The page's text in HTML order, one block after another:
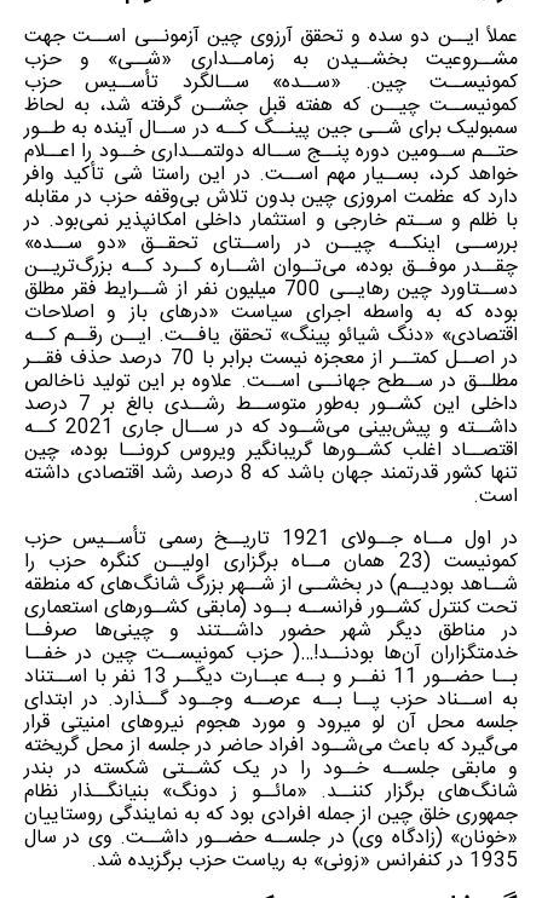
عملاً ایــن دو سده و تحقق آرزوی چین آزمونــی اســت جهت
مشــروعیت بخشــیدن به زمامــداری «شــی» و حزب
کمونیســت چین. «ســده» ســالگرد تأســیس حزب
کمونیســت چیــن که هفته قبل جشــن گرفته شد، به لحاظ
سمبولیک برای شــی جین پینــگ کــه در ســال آینده به طــور
حتــم ســومین دوره پنــج ســاله دولتمــداری خــود را اعــلام
خواهد کرد، بســیار مهم اســت. در این راستا شی تأکید وافر
دارد که عظمت امروزی چین بدون تلاش بی‌وقفه حزب در مقابله
با ظلم و ســتم خارجی و استثمار داخلی امکانپذیر نمی‌بود. در
بررســی اینکــه چیــن در راســتای تحقــق «دو ســده»
چقــدر موفــق بوده، می‌تــوان اشــاره کــرد کــه بزرگ‌تریــن
دســتاورد چین رهایــی 700 میلیون نفر از شــرایط فقر مطلق
بوده که به واسطه اجرای سیاست «درهای باز و اصلاحات
اقتصادی» «دنگ شیائو پینگ» تحقق یافــت. ایــن رقــم کــه
در اصــل کمتــر از معجزه نیست برابر با 70 درصد حذف فقــر
مطلــق در ســطح جهانــی اســت. علاوه بر این تولید ناخالص
داخلی این کشــور به‌طور متوســط رشــدی بالغ بر 7 درصد
داشــته و پیش‌بینی می‌شــود که در ســال جاری 2021 کــه
اقتصــاد اغلب کشــورها گریبانگیر ویروس کرونــا بوده، چین
تنها کشور قدرتمند جهان باشد که 8 درصد رشد اقتصادی داشته
است.
در اول مــاه جــولای 1921 تاریــخ رسمی تأســیس حزب
کمونیست (23 همان مــاه برگزاری اولیــن کنگره حزب را
شــاهد بودیــم) در بخشــی از شــهر بزرگ شانگ‌های که منطقه
تحت کنترل کشــور فرانســه بــود (مابقی کشــورهای استعماری
در مناطق دیگر شهر حضور داشــتند و چینی‌ها صرفــا
خدمتگزاران آن‌ها بودنــد!…( حزب کمونیســت چین در خفــا
بــا حضــور 11 نفــر و بــه عبــارت دیگــر 13 نفر با اســتناد
به اســناد حزب پــا بــه عرصــه وجــود گــذارد. در ابتدای
جلسه محل آن لو میرود و مورد هجوم نیروهای امنیتی قرار
می‌گیرد که باعث می‌شــود افراد حاضر در جلسه از محل گریخته
و مابقی جلســه خــود را در یک کشــتی شکسته در بندر
شانگ‌های برگزار کننــد. «مائــو ز دونگ» بنیانگــذار نظام
جمهوری خلق چین از جمله افرادی بود که به نمایندگی روستاییان
«خونان» (زادگاه وی) در جلســه حضــور داشــت. وی در سال
1935 در کنفرانس «زونی» به ریاست حزب برگزیده شد.